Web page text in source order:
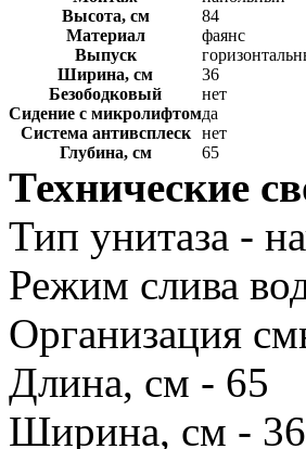
Высота, см
84
Материал
фаянс
Выпуск
Ширина, см
36
Безободковый
нет
Сидение с микролифтомда
Система антивсплеск
нет
Глубина, см
65
Технические
Тип унитаза -
Режим слива
Организация
Длина, см - 65
Ширина, см -